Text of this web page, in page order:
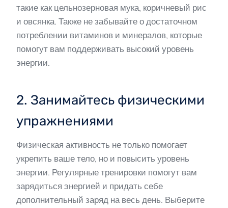
такие как цельнозерновая мука, коричневый рис
и овсянка. Также не забывайте о достаточном
потреблении витаминов и минералов, которые
помогут вам поддерживать высокий уровень
энергии.
2. Занимайтесь физическими
упражнениями
Физическая активность не только помогает
укрепить ваше тело, но и повысить уровень
энергии. Регулярные тренировки помогут вам
зарядиться энергией и придать себе
дополнительный заряд на весь день. Выберите